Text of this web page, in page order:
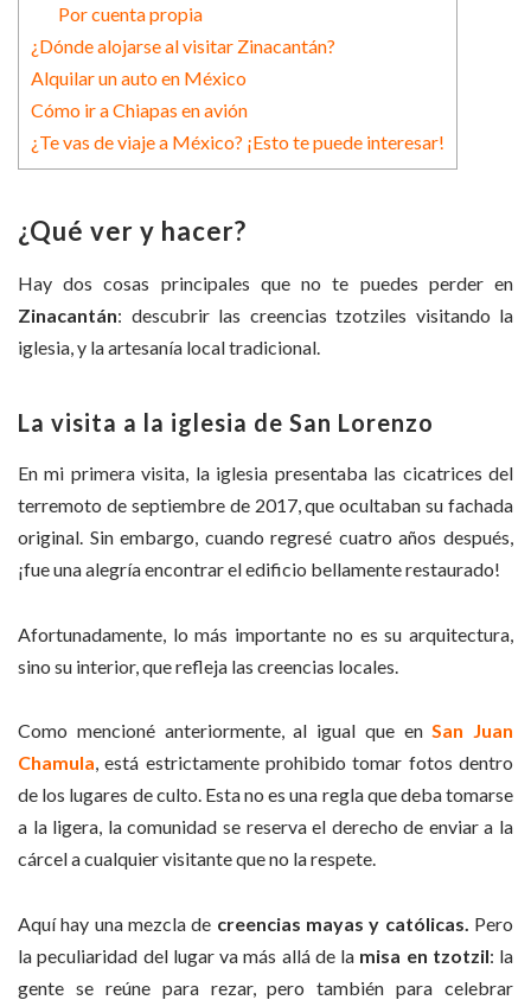
Por cuenta propia
¿Dónde alojarse al visitar Zinacantán?
Alquilar un auto en México
Cómo ir a Chiapas en avión
¿Te vas de viaje a México? ¡Esto te puede interesar!
¿Qué ver y hacer?
Hay dos cosas principales que no te puedes perder en
Zinacantán: descubrir las creencias tzotziles visitando la
iglesia, y la artesanía local tradicional.
La visita a la iglesia de San Lorenzo
En mi primera visita, la iglesia presentaba las cicatrices del
terremoto de septiembre de 2017, que ocultaban su fachada
original. Sin embargo, cuando regresé cuatro años después,
¡fue una alegría encontrar el edificio bellamente restaurado!
Afortunadamente, lo más importante no es su arquitectura,
sino su interior, que refleja las creencias locales.
Como mencioné anteriormente, al igual que enSan Juan
Chamula, está estrictamente prohibido tomar fotos dentro
de los lugares de culto. Esta no es una regla que deba tomarse
a la ligera, la comunidad se reserva el derecho de enviar a la
cárcel a cualquier visitante que no la respete.
Aquí hay una mezcla de creencias mayas y católicas. Pero
la peculiaridad del lugar va más allá de la misa en tzotzil: la
gente se reúne para rezar, pero también para celebrar